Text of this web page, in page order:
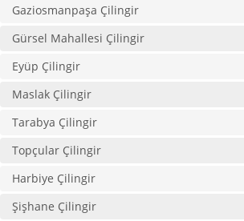
Gaziosmanpaşa Çilingir
Gürsel Mahallesi Çilingir
Eyüp Çilingir
Maslak Çilingir
Tarabya Çilingir
Topçular Çilingir
Harbiye Çilingir
Şişhane Çilingir